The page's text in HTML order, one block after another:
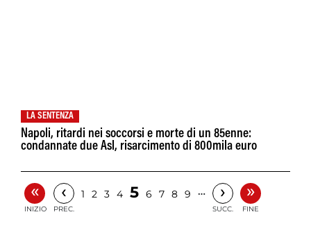
LA SENTENZA
Napoli, ritardi nei soccorsi e morte di un 85enne:
condannate due Asl, risarcimento di 800mila euro
«
INIZIO
‹
PREC.
1 2 3 4 5 6 7 8 9 … ›
SUCC.
»
FINE